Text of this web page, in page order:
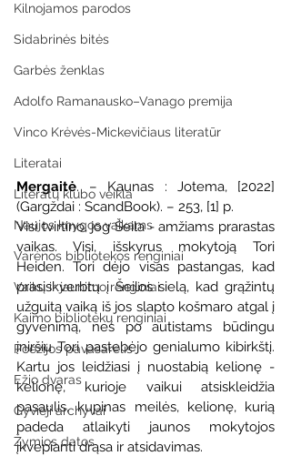
Kilnojamos parodos
Sidabrinės bitės
Garbės ženklas
Adolfo Ramanausko–Vanago premija
Vinco Krėvės-Mickevičiaus literatūr
Literatai
Literatų klubo veikla
Naujos knygos vaikams
Varėnos bibliotekos renginiai
Vaikų ir jaunimo renginiai
Kaimo bibliotekų renginiai
Poezijos pavasarėlis
Ežio dvaras
Gyvieji archyvai
Žymios datos
Mergaitė. – Kaunas : Jotema, [2022]
(Gargždai : ScandBook). – 253, [1] p.
Visi tvirtino, jog Šeila - amžiams prarastas
vaikas. Visi, išskyrus mokytoją Tori
Heiden. Tori dėjo visas pastangas, kad
prasiskverbtų į Šeilos sielą, kad grąžintų
užguitą vaiką iš jos slapto košmaro atgal į
gyvenimą, nes po autistams būdingu
įniršiu Tori pastebėjo genialumo kibirkštį.
Kartu jos leidžiasi į nuostabią kelionę -
kelionę, kurioje vaikui atsiskleidžia
pasaulis, kupinas meilės, kelionę, kurią
padeda atlaikyti jaunos mokytojos
įkvepianti drąsa ir atsidavimas.